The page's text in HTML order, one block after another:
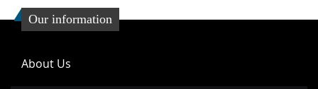
Our information
About Us